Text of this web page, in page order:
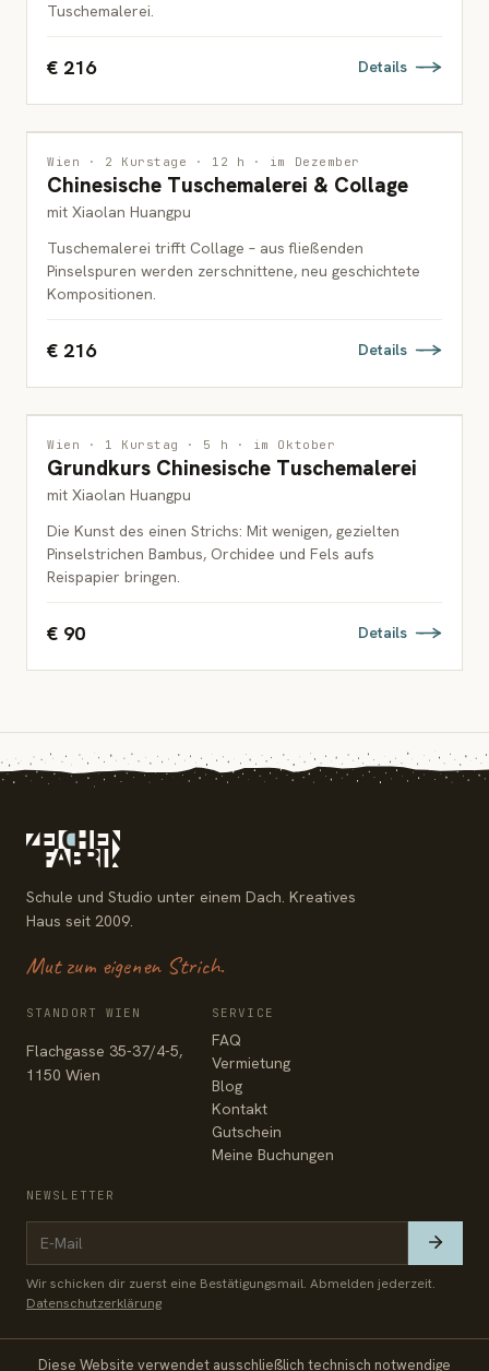
Tuschemalerei.
€ 216 Details
MALEREI
ERWACHSENE
Wien · 2 Kurstage · 12 h · im Dezember
Chinesische Tuschemalerei & Collage
mit Xiaolan Huangpu
Tuschemalerei trifft Collage – aus fließenden
Pinselspuren werden zerschnittene, neu geschichtete
Kompositionen.
€ 216 Details
MALEREI
ERWACHSENE
Wien · 1 Kurstag · 5 h · im Oktober
Grundkurs Chinesische Tuschemalerei
mit Xiaolan Huangpu
Die Kunst des einen Strichs: Mit wenigen, gezielten
Pinselstrichen Bambus, Orchidee und Fels aufs
Reispapier bringen.
€ 90 Details
Schule und Studio unter einem Dach. Kreatives
Haus seit 2009.
Mut zum eigenen Strich.
STANDORT WIEN
Flachgasse 35-37/4-5,
1150 Wien
SERVICE
FAQ
Vermietung
Blog
Kontakt
Gutschein
Meine Buchungen
NEWSLETTER
Wir schicken dir zuerst eine Bestätigungsmail. Abmelden jederzeit.
Datenschutzerklärung
Diese Website verwendet ausschließlich technisch notwendige